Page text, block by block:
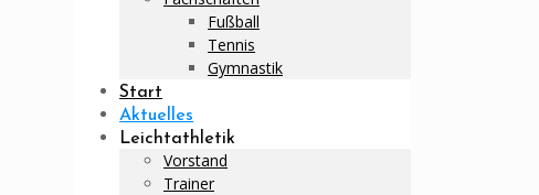
Fußball
Tennis
Gymnastik
Start
Aktuelles
Leichtathletik
Vorstand
Trainer